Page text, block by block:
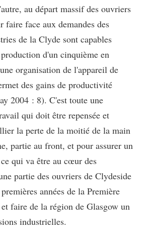
au départ massif des ouvriers
faire face aux demandes des
de la Clyde sont capables
d'un cinquième en
organisation de l'appareil de
des gains de productivité
2004 : 8). C'est toute une
qui doit être repensée et
la perte de la moitié de la main
partie au front, et pour assurer un
qui va être au cœur des
partie des ouvriers de Clydeside
années de la Première
faire de la région de Glasgow un
industrielles.